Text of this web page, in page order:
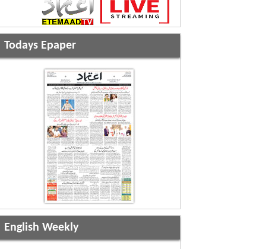
Todays Epaper
English Weekly